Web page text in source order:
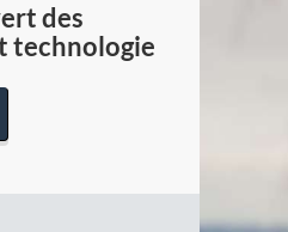
des
technologie